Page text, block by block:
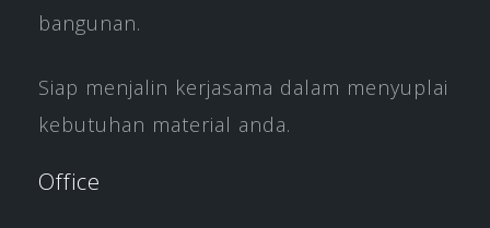
bangunan.
Siap menjalin kerjasama dalam menyuplai
kebutuhan material anda.
Office